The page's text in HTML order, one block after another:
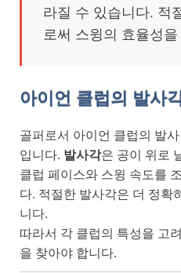
라질 수 있습니다. 적
로써 스윙의 효율성
아이언 클럽의 발사
골퍼로서 아이언 클럽의 발
입니다. 발사각은 공이 위로
클럽 페이스와 스윙 속도를
다. 적절한 발사각은 더 정확
니다.
따라서 각 클럽의 특성을 고
을 찾아야 합니다.